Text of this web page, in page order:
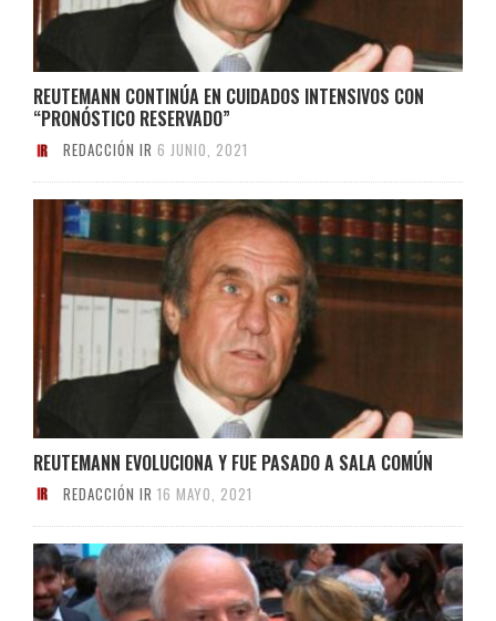
REUTEMANN CONTINÚA EN CUIDADOS INTENSIVOS CON
“PRONÓSTICO RESERVADO”
REDACCIÓN IR 6 JUNIO, 2021
REUTEMANN EVOLUCIONA Y FUE PASADO A SALA COMÚN
REDACCIÓN IR 16 MAYO, 2021